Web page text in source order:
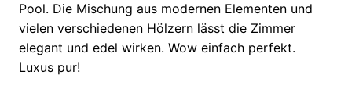
Pool. Die Mischung aus modernen Elementen und
vielen verschiedenen Hölzern lässt die Zimmer
elegant und edel wirken. Wow einfach perfekt.
Luxus pur!